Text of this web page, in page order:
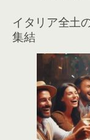
イタリア全土
集結